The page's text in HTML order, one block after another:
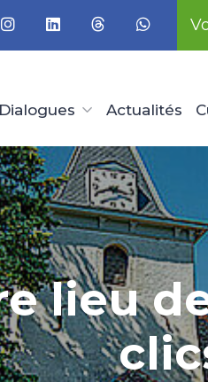
Dialogues Actualités
lieu